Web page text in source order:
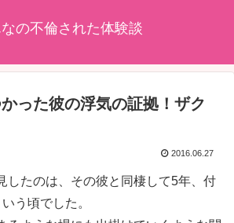
の不倫された体験談
った彼の浮気の証拠！ザク
2016.06.27
したのは、その彼と同棲して5年、付
う頃でした。